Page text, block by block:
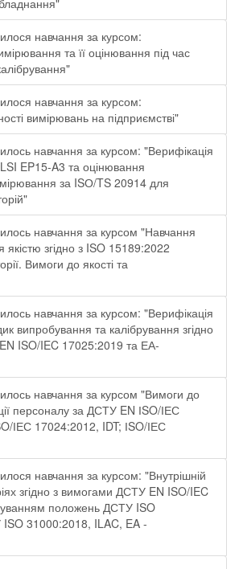
навчання за курсом:
та її оцінювання під час
навчання за курсом:
вимірювань на підприємстві"
навчання за курсом: "Верифікація
EP15-A3 та оцінювання
за ISО/TS 20914 для
навчання за курсом "Навчання
якістю згідно з ISO 15189:2022
Вимоги до якості та
навчання за курсом: "Верифікація
випробування та калібрування згідно
ISO/IEC 17025:2019 та ЕА-
навчання за курсом "Вимоги до
персоналу за ДСТУ EN ІSO/ІЕС
ІЕС 17024:2012, IDT; ІSO/ІЕС
навчання за курсом: "Внутрішній
згідно з вимогами ДСТУ EN ISO/IEC
положень ДСТУ ISO
31000:2018, ILAC, EA -